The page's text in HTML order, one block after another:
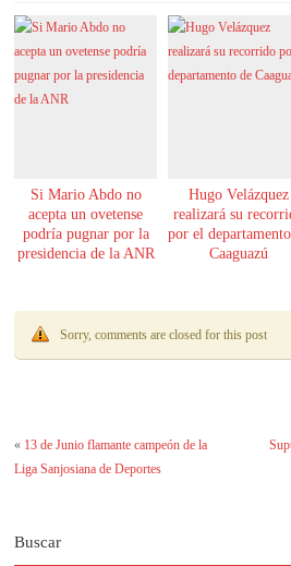
Si Mario Abdo no
acepta un ovetense
podría pugnar por la
presidencia de la ANR
Hugo Velázquez
realizará su
por el
Caaguazú
Sorry, comments are closed for this post
« 13 de Junio flamante campeón de la
Liga Sanjosiana de Deportes
Buscar